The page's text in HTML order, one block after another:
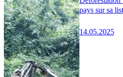
pays sur sa
14.05.2025